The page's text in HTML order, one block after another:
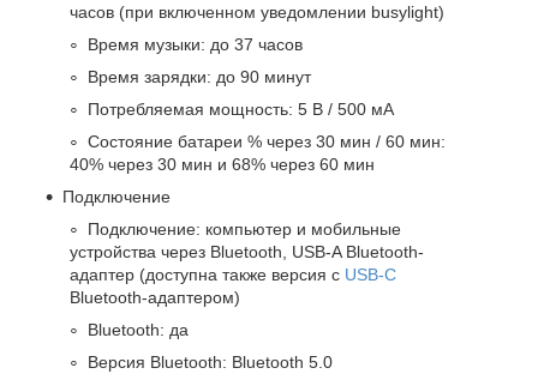
часов (при включенном уведомлении busylight)
Время музыки: до 37 часов
Время зарядки: до 90 минут
Потребляемая мощность: 5 В / 500 мА
Состояние батареи % через 30 мин / 60 мин:
40% через 30 мин и 68% через 60 мин
Подключение
Подключение: компьютер и мобильные
устройства через Bluetooth, USB-A Bluetooth-
адаптер (доступна также версия с USB-C
Bluetooth-адаптером)
Bluetooth: да
Версия Bluetooth: Bluetooth 5.0